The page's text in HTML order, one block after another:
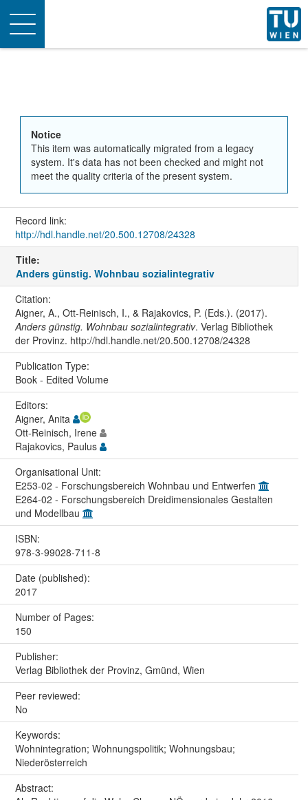
Toggle
navigation
Notice
This item was automatically migrated from a legacy
system. It's data has not been checked and might not
meet the quality criteria of the present system.
Record link:
http://hdl.handle.net/20.500.12708/24328
Title:
Anders günstig. Wohnbau sozialintegrativ
Citation:
Aigner, A., Ott-Reinisch, I., & Rajakovics, P. (Eds.). (2017).
Anders günstig. Wohnbau sozialintegrativ. Verlag Bibliothek
der Provinz. http://hdl.handle.net/20.500.12708/24328
Publication Type:
Book - Edited Volume
Editors:
Aigner, Anita
Ott-Reinisch, Irene
Rajakovics, Paulus
Organisational Unit:
E253-02 - Forschungsbereich Wohnbau und Entwerfen
E264-02 - Forschungsbereich Dreidimensionales Gestalten
und Modellbau
ISBN:
978-3-99028-711-8
Date (published):
2017
Number of Pages:
150
Publisher:
Verlag Bibliothek der Provinz, Gmünd, Wien
Peer reviewed:
No
Keywords:
Wohnintegration; Wohnungspolitik; Wohnungsbau;
Niederösterreich
Abstract: